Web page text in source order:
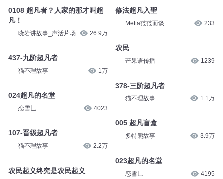
0108 超凡者？人家的那才叫超
凡！
晓岩讲故事_声活片场 26.9万
437-九阶超凡者
猫不理故事 1万
024超凡的名堂
恋雪乚 4023
107-晋级超凡者
猫不理故事 2.2万
农民起义终究是农民起义
修法超凡入聖
Metta范范而谈 233
农民
芒果语传播 1239
378-三阶超凡者
猫不理故事 1.1万
005 超凡盲盒
多特熊故事 3.9万
023超凡的名堂
恋雪乚 4195